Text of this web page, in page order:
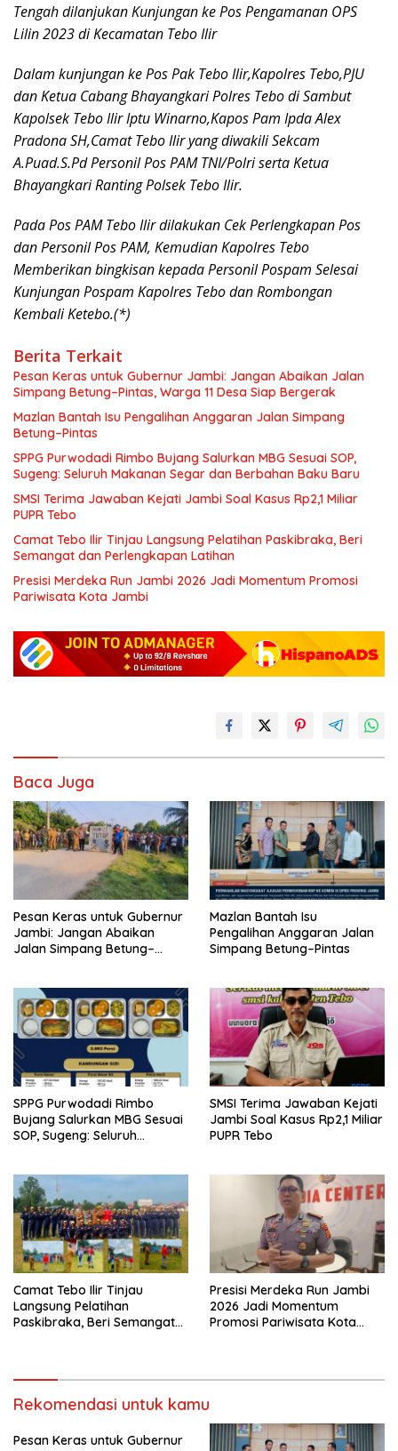
Tengah dilanjukan Kunjungan ke Pos Pengamanan OPS
Lilin 2023 di Kecamatan Tebo Ilir
Dalam kunjungan ke Pos Pak Tebo Ilir,Kapolres Tebo,PJU
dan Ketua Cabang Bhayangkari Polres Tebo di Sambut
Kapolsek Tebo Ilir Iptu Winarno,Kapos Pam Ipda Alex
Pradona SH,Camat Tebo Ilir yang diwakili Sekcam
A.Puad.S.Pd Personil Pos PAM TNI/Polri serta Ketua
Bhayangkari Ranting Polsek Tebo Ilir.
Pada Pos PAM Tebo Ilir dilakukan Cek Perlengkapan Pos
dan Personil Pos PAM, Kemudian Kapolres Tebo
Memberikan bingkisan kepada Personil Pospam Selesai
Kunjungan Pospam Kapolres Tebo dan Rombongan
Kembali Ketebo.(*)
Berita Terkait
Pesan Keras untuk Gubernur Jambi: Jangan Abaikan Jalan
Simpang Betung–Pintas, Warga 11 Desa Siap Bergerak
Mazlan Bantah Isu Pengalihan Anggaran Jalan Simpang
Betung–Pintas
SPPG Purwodadi Rimbo Bujang Salurkan MBG Sesuai SOP,
Sugeng: Seluruh Makanan Segar dan Berbahan Baku Baru
SMSI Terima Jawaban Kejati Jambi Soal Kasus Rp2,1 Miliar
PUPR Tebo
Camat Tebo Ilir Tinjau Langsung Pelatihan Paskibraka, Beri
Semangat dan Perlengkapan Latihan
Presisi Merdeka Run Jambi 2026 Jadi Momentum Promosi
Pariwisata Kota Jambi
Baca Juga
Pesan Keras untuk Gubernur
Jambi: Jangan Abaikan
Jalan Simpang Betung–
Mazlan Bantah Isu
Pengalihan Anggaran Jalan
Simpang Betung–Pintas
SPPG Purwodadi Rimbo
Bujang Salurkan MBG Sesuai
SOP, Sugeng: Seluruh
SMSI Terima Jawaban Kejati
Jambi Soal Kasus Rp2,1 Miliar
PUPR Tebo
Camat Tebo Ilir Tinjau
Langsung Pelatihan
Paskibraka, Beri Semangat
Presisi Merdeka Run Jambi
2026 Jadi Momentum
Promosi Pariwisata Kota
Rekomendasi untuk kamu
Pesan Keras untuk Gubernur